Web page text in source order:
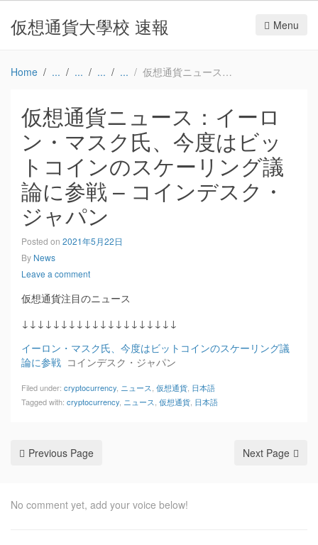
仮想通貨大學校 速報 Menu
Home 仮想通貨ニュース：イーロン・マスク氏、今度はビットコインのスケーリング議論に参戦 – コインデスク・ジャパン
仮想通貨ニュース：イーロ
ン・マスク氏、今度はビッ
トコインのスケーリング議
論に参戦 – コインデスク・
ジャパン
Posted on 2021年5月22日
By News
Leave a comment
仮想通貨注目のニュース
↓↓↓↓↓↓↓↓↓↓↓↓↓↓↓↓↓↓↓↓
イーロン・マスク氏、今度はビットコインのスケーリング議
論に参戦 コインデスク・ジャパン
Filed under: cryptocurrency ニュース 仮想通貨 日本語
Tagged with: cryptocurrency ニュース 仮想通貨 日本語
Previous Page Next Page
No comment yet, add your voice below!